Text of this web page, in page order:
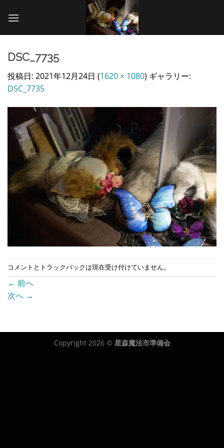
DSC_7735
投稿日: 2021年12月24日 (1620 × 1080) ギャラリー:
DSC_7735
コメントとトラックバックは現在受け付けていません。
← 前へ
次へ →
Copyright 2026 © 星森魔法市準備会